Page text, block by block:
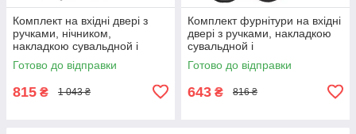
Комплект на вхідні двері з
ручками, нічником,
накладкою сувальдной і
броненакладкою під циліндр,
Чорний
Готово до відправки
815 ₴ 1 043 ₴
Комплект фурнітури на вхідні
двері з ручками, накладкою
сувальдной і
броненакладкою під циліндр,
Чорний
Готово до відправки
643 ₴ 816 ₴